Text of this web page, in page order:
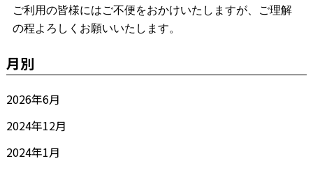
ご利用の皆様にはご不便をおかけいたしますが、ご理解
の程よろしくお願いいたします。
月別
2026年6月
2024年12月
2024年1月